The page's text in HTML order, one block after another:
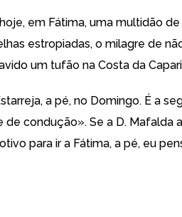
em Fátima, uma multidão
estropiadas, o milagre de
um tufão na Costa da
a pé, no Domingo. É a
condução». Se a D. Mafalda
para ir a Fátima, a pé, eu